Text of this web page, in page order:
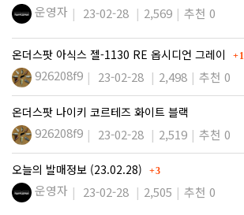
운영자 23-02-28 2,569 추천 0
온더스팟 아식스 젤-1130 RE 옵시디언 그레이 댓글
1
926208f9 23-02-28 2,498 추천 0
온더스팟 나이키 코르테즈 화이트 블랙
926208f9 23-02-28 2,519 추천 0
오늘의 발매정보 (23.02.28) 댓글
3
운영자 23-02-28 2,505 추천 0